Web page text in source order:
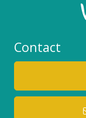
Contact